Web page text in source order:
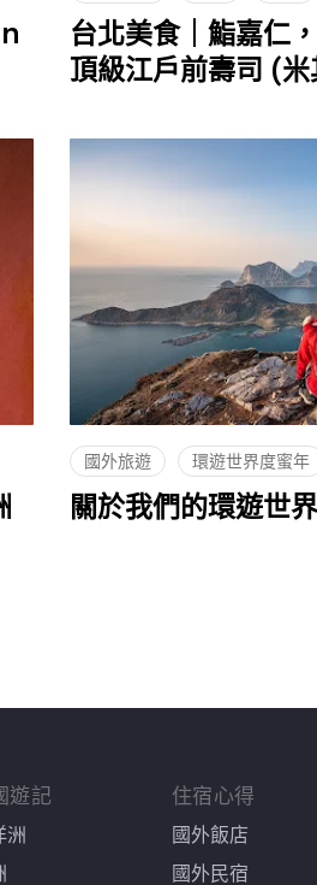
台北美食｜鮨嘉仁
頂級江戶前壽司 (
國外旅遊 環遊世界度蜜年
關於我們的環遊世
遊記
洲
住宿心得
國外飯店
國外民宿